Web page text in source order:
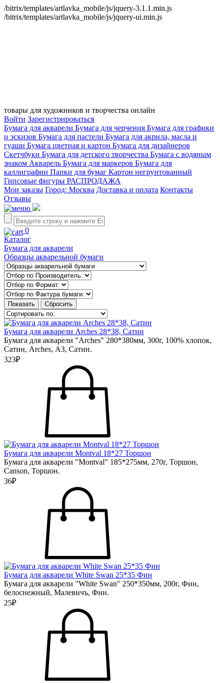
/bitrix/templates/artlavka_mobile/js/jquery-3.1.1.min.js
/bitrix/templates/artlavka_mobile/js/jquery-ui.min.js
товары для художников и творчества онлайн
Войти Зарегистрироваться
Бумага для акварели Бумага для черчения Бумага для графики
и эскизов Бумага для пастели Бумага для акрила, масла и
гуаши Бумага цветная и картон Бумага для дизайнеров
Скетчбуки Бумага для детского творчества Бумага с водяным
знаком Акварель Бумага для маркеров Бумага для
каллиграфии Папки для бумаг Картон негрунтованный
Гипсовые фигуры РАСПРОДАЖА
Мои заказы Город: Москва Доставка и оплата Контакты
Отзывы
0
Каталог
Бумага для акварели
Образцы акварельной бумаги
Бумага для акварели Arches 28*38, Сатин
Бумага для акварели "Arches" 280*380мм, 300г, 100% хлопок,
Сатин, Arches, А3, Сатин.
323₽
Бумага для акварели Montval 18*27 Торшон
Бумага для акварели "Montval" 185*275мм, 270г, Торшон,
Canson, Торшон.
36₽
Бумага для акварели White Swan 25*35 Фин
Бумага для акварели "White Swan" 250*350мм, 200г, Фин,
белоснежный, Малевичъ, Фин.
25₽